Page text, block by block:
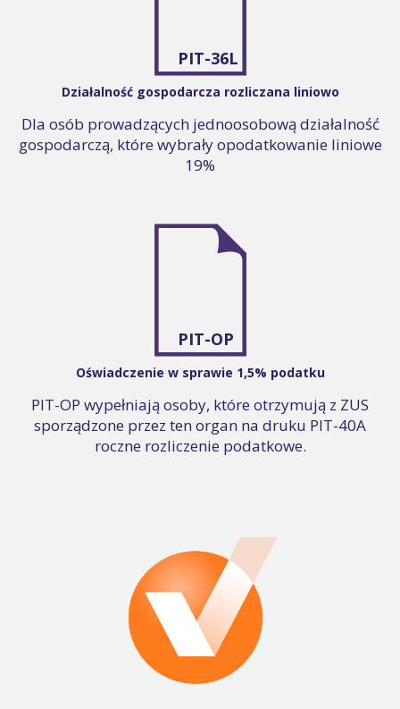
PIT-36L
Działalność gospodarcza rozliczana liniowo
Dla osób prowadzących jednoosobową działalność
gospodarczą, które wybrały opodatkowanie liniowe
19%
PIT-OP
Oświadczenie w sprawie 1,5% podatku
PIT-OP wypełniają osoby, które otrzymują z ZUS
sporządzone przez ten organ na druku PIT-40A
roczne rozliczenie podatkowe.